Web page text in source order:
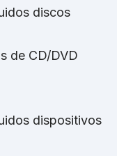
discos
de CD/DVD
dispositivos